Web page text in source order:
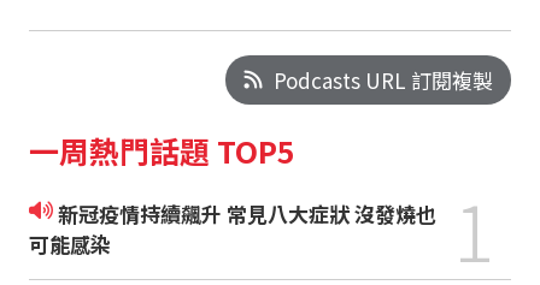
Podcasts URL 訂閱複製
一周熱門話題 TOP5
新冠疫情持續飆升 常見八大症狀 沒發燒也
可能感染
1